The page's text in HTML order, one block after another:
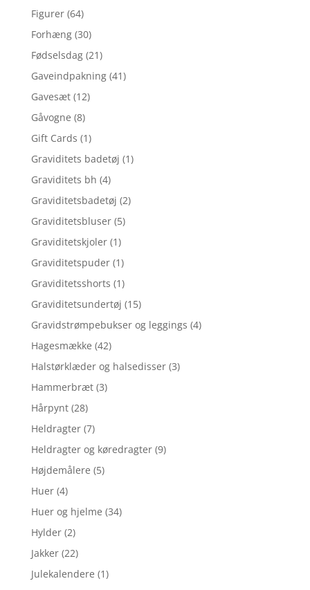
Figurer (64)
Forhæng (30)
Fødselsdag (21)
Gaveindpakning (41)
Gavesæt (12)
Gåvogne (8)
Gift Cards (1)
Graviditets badetøj (1)
Graviditets bh (4)
Graviditetsbadetøj (2)
Graviditetsbluser (5)
Graviditetskjoler (1)
Graviditetspuder (1)
Graviditetsshorts (1)
Graviditetsundertøj (15)
Gravidstrømpebukser og leggings (4)
Hagesmække (42)
Halstørklæder og halsedisser (3)
Hammerbræt (3)
Hårpynt (28)
Heldragter (7)
Heldragter og køredragter (9)
Højdemålere (5)
Huer (4)
Huer og hjelme (34)
Hylder (2)
Jakker (22)
Julekalendere (1)